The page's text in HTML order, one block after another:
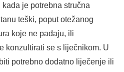
je potrebna stručna
teški, poput otežanog
koje ne padaju, ili
konzultirati se s liječnikom. U
potrebno dodatno liječenje ili